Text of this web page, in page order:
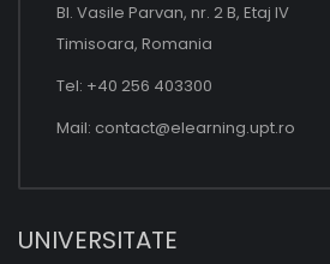
Bl. Vasile Parvan, nr. 2 B, Etaj IV
Timisoara, Romania
Tel: +40 256 403300
Mail: contact@elearning.upt.ro
UNIVERSITATE